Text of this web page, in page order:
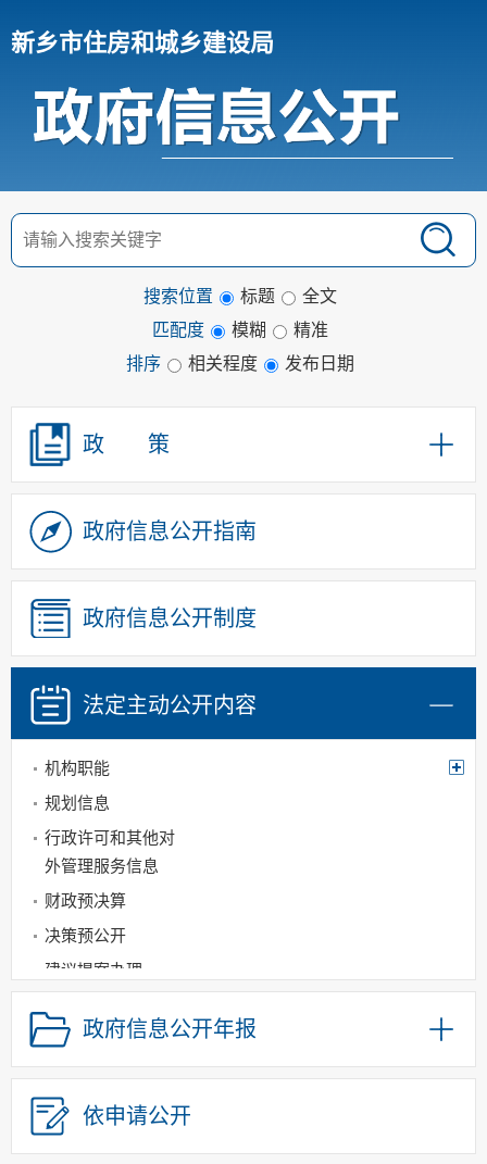
新乡市住房和城乡建设局
搜索位置 标题
全文
匹配度
模糊
精准
排序
相关程度 发布日期
政 策
政府信息公开指南
政府信息公开制度
法定主动公开内容
机构职能
规划信息
行政许可和其他对
外管理服务信息
财政预决算
决策预公开
建议提案办理
其他主动公开信息
政府信息公开年报
依申请公开